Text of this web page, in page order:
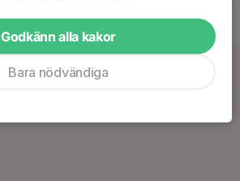
Godkänn alla kakor
Bara nödvändiga